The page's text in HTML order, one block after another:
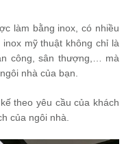
làm bằng inox, có nhiều
mỹ thuật không chỉ là
công, sân thượng,… mà
nhà của bạn.
theo yêu cầu của khách
của ngôi nhà.